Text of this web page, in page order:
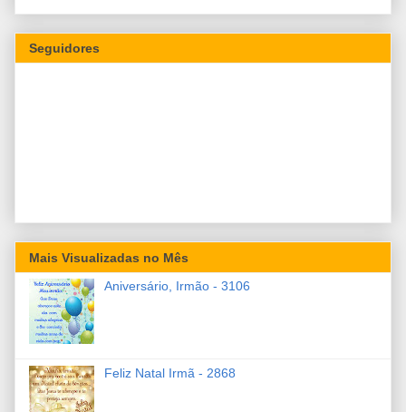
Seguidores
Mais Visualizadas no Mês
Aniversário, Irmão - 3106
Feliz Natal Irmã - 2868